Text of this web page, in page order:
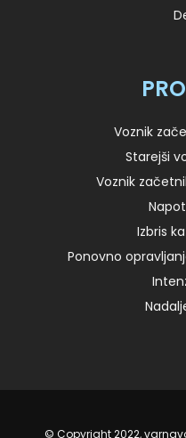
Voznik
Starejši
Voznik
Izbris
Ponovno
© Copyright 2022,